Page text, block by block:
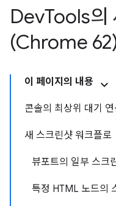
DevTools의
(Chrome
이 페이지의 내용
콘솔의 최상위 대기
새 스크린샷 워크플로
뷰포트의 일부 스크
특정 HTML 노드의